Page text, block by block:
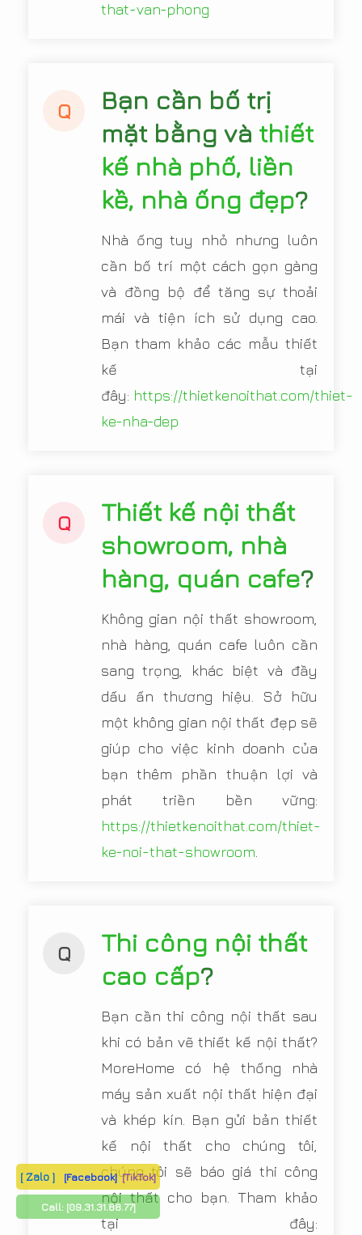
that-van-phong
Q
Bạn cần bố trị
mặt bằng và thiết
kế nhà phố, liền
kề, nhà ống đẹp?
Nhà ống tuy nhỏ nhưng luôn
cần bố trí một cách gọn gàng
và đồng bộ để tăng sự thoải
mái và tiện ích sử dụng cao.
Bạn tham khảo các mẫu thiết
kế tại
đây: https://thietkenoithat.com/thiet-
ke-nha-dep
Q
Thiết kế nội thất
showroom, nhà
hàng, quán cafe?
Không gian nội thất showroom,
nhà hàng, quán cafe luôn cần
sang trọng, khác biệt và đầy
dấu ấn thương hiệu. Sở hữu
một không gian nội thất đẹp sẽ
giúp cho việc kinh doanh của
bạn thêm phần thuận lợi và
phát triền bền vững:
https://thietkenoithat.com/thiet-
ke-noi-that-showroom
Q
Thi công nội thất
cao cấp?
Bạn cần thi công nội thất sau
khi có bản vẽ thiết kế nội thất?
MoreHome có hệ thống nhà
máy sản xuất nội thất hiện đại
và khép kín. Bạn gửi bản thiết
kế nội thất cho chúng tôi,
chúng tôi sẽ báo giá thi công
nội thất cho bạn. Tham khảo
tại đây:
[ Zalo ] [Facebook] [TikTok]
Call: [09.31.31.88.77]